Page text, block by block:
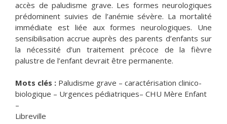
accès de paludisme grave. Les formes neurologiques
prédominent suivies de l’anémie sévère. La mortalité
immédiate est liée aux formes neurologiques. Une
sensibilisation accrue auprès des parents d’enfants sur
la nécessité d’un traitement précoce de la fièvre
palustre de l’enfant devrait être permanente.
Mots clés : Paludisme grave – caractérisation clinico-
biologique – Urgences pédiatriques– CHU Mère Enfant
–
Libreville